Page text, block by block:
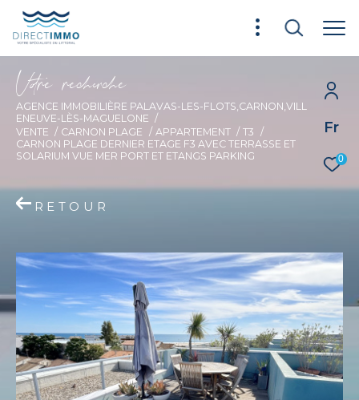
Fr
0
Vore recece
AGENCE IMMOBILIÈRE PALAVAS-LES-FLOTS,CARNON,VILL
ENEUVE-LÈS-MAGUELONE
VENTE
CARNON PLAGE APPARTEMENT
T3
CARNON PLAGE DERNIER ETAGE F3 AVEC TERRASSE ET
SOLARIUM VUE MER PORT ET ETANGS PARKING
RETOUR